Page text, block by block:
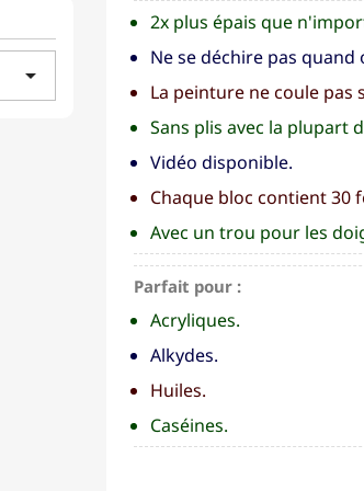
arrow_drop_down
2x plus épais que
Ne se déchire pas
La peinture ne coule pas
Sans plis avec la plupart
Vidéo disponible.
Chaque bloc contient 30
Avec un trou pour les
Parfait pour :
Acryliques.
Alkydes.
Huiles.
Caséines.